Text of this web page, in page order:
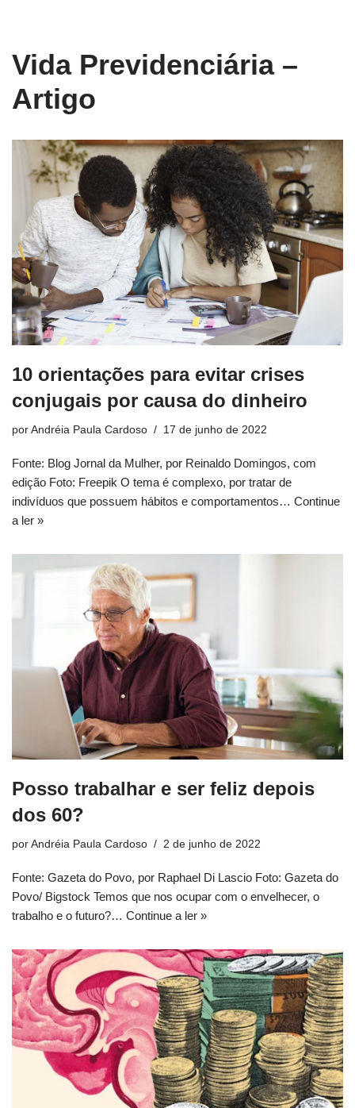
para
conteúdo
Vida Previdenciária –
Artigo
10 orientações para evitar crises
conjugais por causa do dinheiro
por Andréia Paula Cardoso 17 de junho de 2022
Fonte: Blog Jornal da Mulher, por Reinaldo Domingos, com
edição Foto: Freepik O tema é complexo, por tratar de
indivíduos que possuem hábitos e comportamentos… Continue
a ler »
Posso trabalhar e ser feliz depois
dos 60?
por Andréia Paula Cardoso 2 de junho de 2022
Fonte: Gazeta do Povo, por Raphael Di Lascio Foto: Gazeta do
Povo/ Bigstock Temos que nos ocupar com o envelhecer, o
trabalho e o futuro?… Continue a ler »